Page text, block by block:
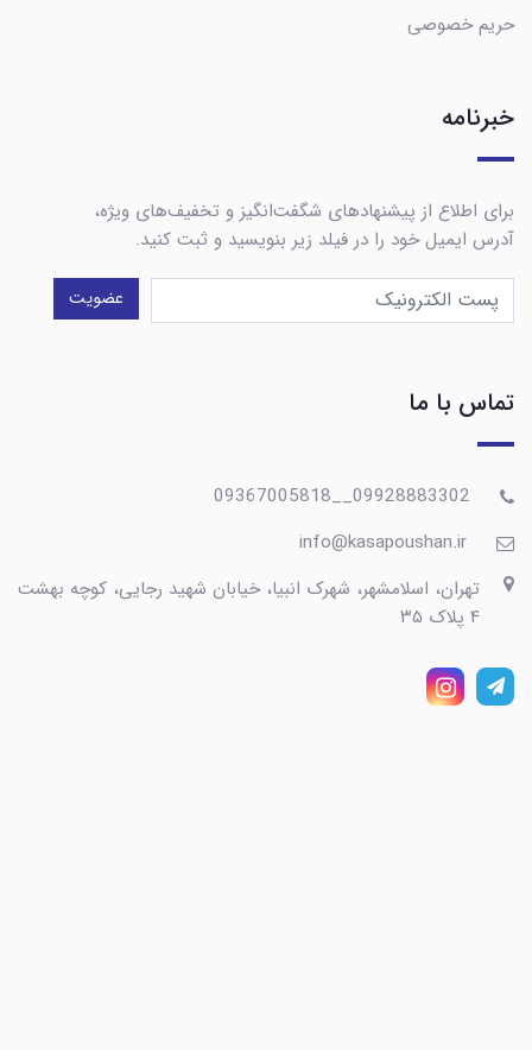
حریم خصوصی
خبرنامه
برای اطلاع از پیشنهادهای شگفت‌انگیز و تخفیف‌های ویژه،
آدرس ایمیل خود را در فیلد زیر بنویسید و ثبت کنید.
عضویت
تماس با ما
تهران، اسلامشهر، شهرک انبیا، خیابان شهید رجایی، کوچه بهشت
۴ پلاک ۳۵